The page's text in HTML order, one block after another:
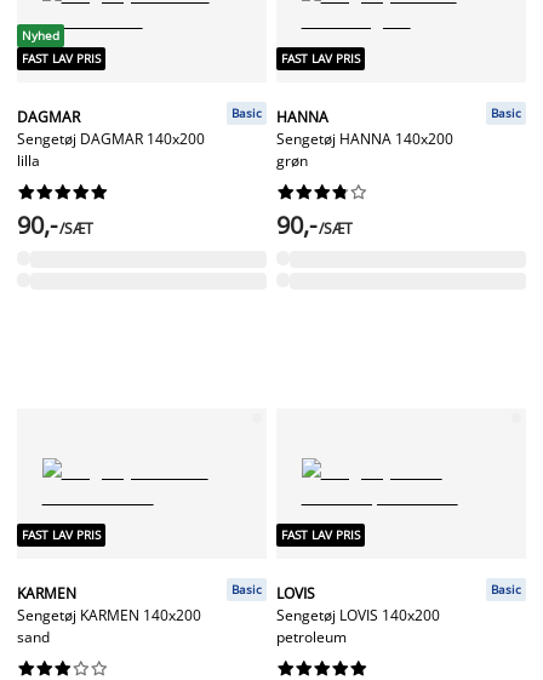
Nyhed
FAST LAV PRIS
DAGMAR
Sengetøj DAGMAR 140x200
lilla
Basic






90,-/SÆT
FAST LAV PRIS
HANNA
Sengetøj HANNA 140x200
grøn
Basic






90,-/SÆT
FAST LAV PRIS
KARMEN
Sengetøj KARMEN 140x200
sand
Basic






FAST LAV PRIS
LOVIS
Sengetøj LOVIS 140x200
petroleum
Basic





